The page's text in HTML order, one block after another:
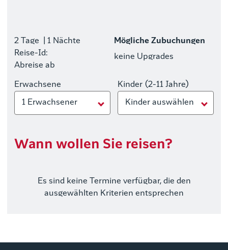
2 Tage
| 1 Nächte
Reise-Id:
Abreise ab
Mögliche Zubuchungen
keine Upgrades
Erwachsene
1 Erwachsener
Kinder (2-11 Jahre)
Kinder auswählen
Wann wollen Sie reisen?
Es sind keine Termine verfügbar, die den
ausgewählten Kriterien entsprechen